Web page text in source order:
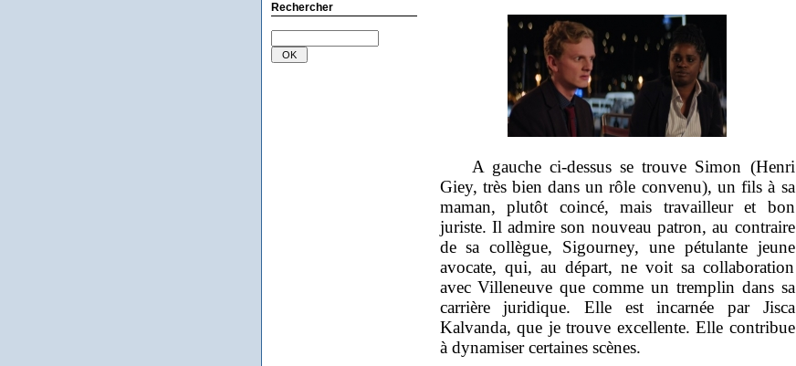
Rechercher
A gauche ci-dessus se trouve Simon (Henri
Giey, très bien dans un rôle convenu), un fils à sa
maman, plutôt coincé, mais travailleur et bon
juriste. Il admire son nouveau patron, au contraire
de sa collègue, Sigourney, une pétulante jeune
avocate, qui, au départ, ne voit sa collaboration
avec Villeneuve que comme un tremplin dans sa
carrière juridique. Elle est incarnée par Jisca
Kalvanda, que je trouve excellente. Elle contribue
à dynamiser certaines scènes.